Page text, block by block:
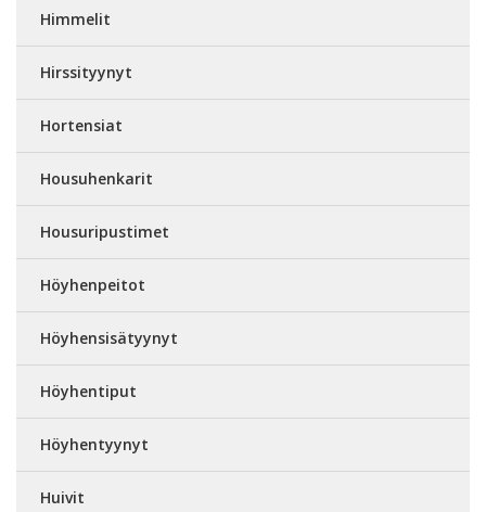
Himmelit
Hirssityynyt
Hortensiat
Housuhenkarit
Housuripustimet
Höyhenpeitot
Höyhensisätyynyt
Höyhentiput
Höyhentyynyt
Huivit